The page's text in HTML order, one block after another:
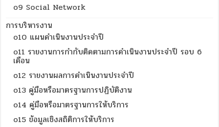
o9 Social Network
การบริหารงาน
o10 แผนดำเนินงานประจำปี
o11 รายงานการกำกับติดตามการดำเนินงานประจำปี รอบ 6
เดือน
o12 รายงานผลการดำเนินงานประจำปี
o13 คู่มือหรือมาตรฐานการปฏิบัติงาน
o14 คู่มือหรือมาตรฐานการให้บริการ
o15 ข้อมูลเชิงสถิติการให้บริการ